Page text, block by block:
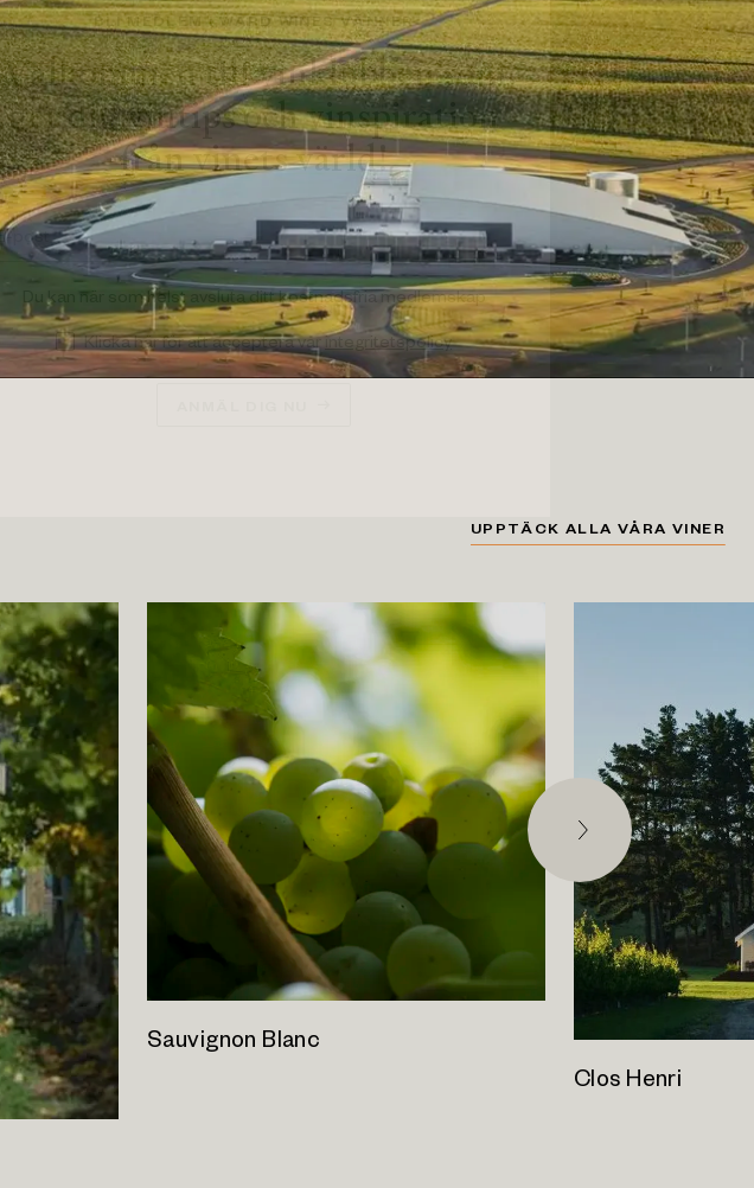
BLI MEDLEM I WARD WINES VÄNNER
Välkommen till vinklubben som
ger dig vintips och vinspiration
från vinets värld!
Du kan när som helst avsluta ditt kostnadsfria medlemskap
Klicka här för att acceptera vårintegritetspolicy
UPPTÄCK ALLA VÅRA VINER
Sauvignon Blanc
Clos Henri